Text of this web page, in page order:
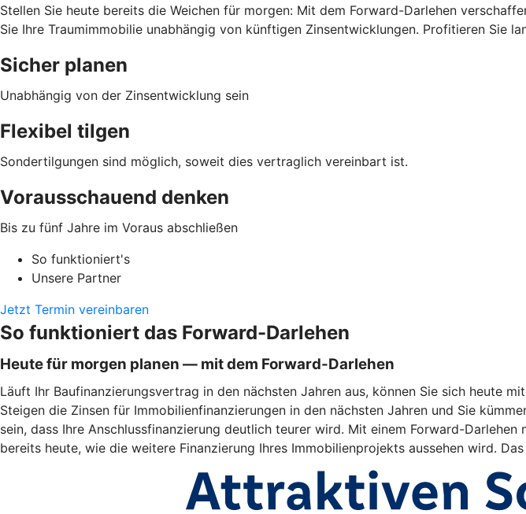
Stellen Sie heute bereits die Weichen für morgen: Mit dem Forward-Darlehen
Sie Ihre Traumimmobilie unabhängig von künftigen Zinsentwicklungen. Profitieren Sie
Sicher planen
Unabhängig von der Zinsentwicklung sein
Flexibel tilgen
Sondertilgungen sind möglich, soweit dies vertraglich vereinbart ist.
Vorausschauend denken
Bis zu fünf Jahre im Voraus abschließen
So funktioniert's
Unsere Partner
Jetzt Termin vereinbaren
So funktioniert das Forward-Darlehen
Heute für morgen planen — mit dem Forward-Darlehen
Läuft Ihr Baufinanzierungsvertrag in den nächsten Jahren aus, können Sie sich heute
Steigen die Zinsen für Immobilienfinanzierungen in den nächsten Jahren und Sie
sein, dass Ihre Anschlussfinanzierung deutlich teurer wird. Mit einem Forward-
bereits heute, wie die weitere Finanzierung Ihres Immobilienprojekts aussehen wird.